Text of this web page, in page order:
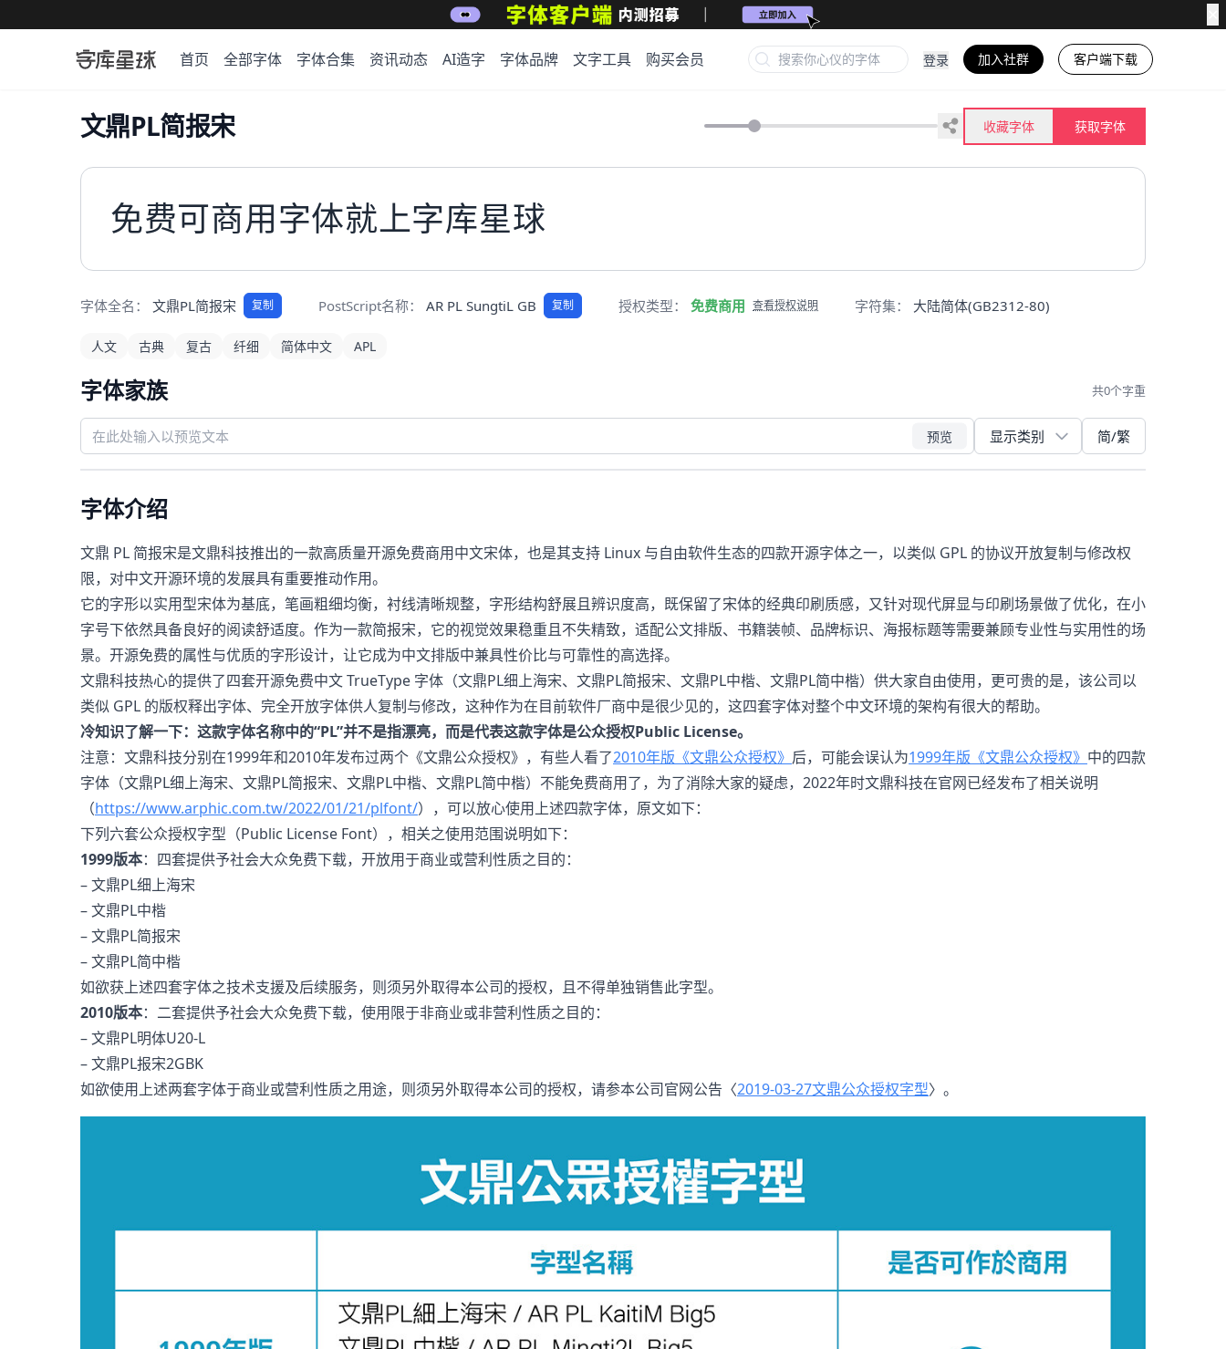
首页 全部字体 字体合集 资讯动态 AI造字 字体品牌 文字工具 购买会员 登录 加入社群 客户端下载
文鼎PL简报宋 收藏字体 获取字体
免费可商用字体就上字库星球
字体全名： 文鼎PL简报宋 复制 PostScript名称： AR PL SungtiL GB 复制 授权类型： 免费商用 查看授权说明 字符集： 大陆简体(GB2312-80)
人文 古典 复古 纤细 简体中文 APL
字体家族 共0个字重
预览 简/繁
字体介绍
文鼎 PL 简报宋是文鼎科技推出的一款高质量开源免费商用中文宋体，也是其支持 Linux 与自由软件生态的四款开源字体之一，以类似 GPL 的协议开放复制与修改权
限，对中文开源环境的发展具有重要推动作用。
它的字形以实用型宋体为基底，笔画粗细均衡，衬线清晰规整，字形结构舒展且辨识度高，既保留了宋体的经典印刷质感，又针对现代屏显与印刷场景做了优化，在小
字号下依然具备良好的阅读舒适度。作为一款简报宋，它的视觉效果稳重且不失精致，适配公文排版、书籍装帧、品牌标识、海报标题等需要兼顾专业性与实用性的场
景。开源免费的属性与优质的字形设计，让它成为中文排版中兼具性价比与可靠性的高选择。
文鼎科技热心的提供了四套开源免费中文 TrueType 字体（文鼎PL细上海宋、文鼎PL简报宋、文鼎PL中楷、文鼎PL简中楷）供大家自由使用，更可贵的是，该公司以
类似 GPL 的版权释出字体、完全开放字体供人复制与修改，这种作为在目前软件厂商中是很少见的，这四套字体对整个中文环境的架构有很大的帮助。
冷知识了解一下：这款字体名称中的“PL”并不是指漂亮，而是代表这款字体是公众授权Public License。
注意：文鼎科技分别在1999年和2010年发布过两个《文鼎公众授权》，有些人看了2010年版《文鼎公众授权》 后，可能会误认为1999年版《文鼎公众授权》 中的四款
字体（文鼎PL细上海宋、文鼎PL简报宋、文鼎PL中楷、文鼎PL简中楷）不能免费商用了，为了消除大家的疑虑，2022年时文鼎科技在官网已经发布了相关说明
（https://www.arphic.com.tw/2022/01/21/plfont/），可以放心使用上述四款字体，原文如下：
下列六套公众授权字型（Public License Font），相关之使用范围说明如下：
1999版本：四套提供予社会大众免费下载，开放用于商业或营利性质之目的：
– 文鼎PL细上海宋
– 文鼎PL中楷
– 文鼎PL简报宋
– 文鼎PL简中楷
如欲获上述四套字体之技术支援及后续服务，则须另外取得本公司的授权，且不得单独销售此字型。
2010版本：二套提供予社会大众免费下载，使用限于非商业或非营利性质之目的：
– 文鼎PL明体U20-L
– 文鼎PL报宋2GBK
如欲使用上述两套字体于商业或营利性质之用途，则须另外取得本公司的授权，请参本公司官网公告〈2019-03-27文鼎公众授权字型〉。